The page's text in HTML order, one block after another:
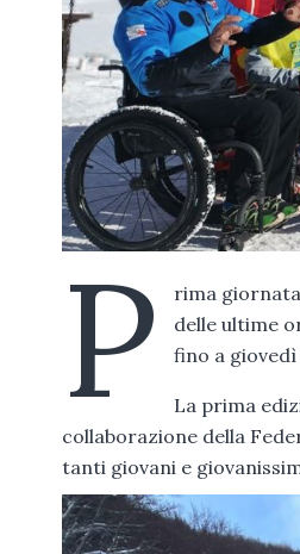
P
rima giornata
delle ultime
fino a giovedì
La prima
collaborazione della
tanti giovani e